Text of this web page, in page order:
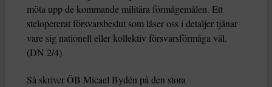
möta upp de kommande militära förmågemålen. Ett
stelopererat försvarsbeslut som låser oss i detaljer tjänar
vare sig nationell eller kollektiv försvarsförmåga väl.
(DN 2/4)
Så skriver ÖB Micael Bydén på den stora